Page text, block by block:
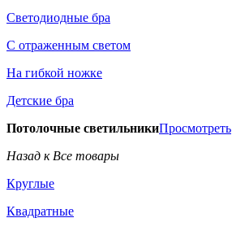
Светодиодные бра
С отраженным светом
На гибкой ножке
Детские бра
Потолочные светильникиПросмотреть
Назад к Все товары
Круглые
Квадратные